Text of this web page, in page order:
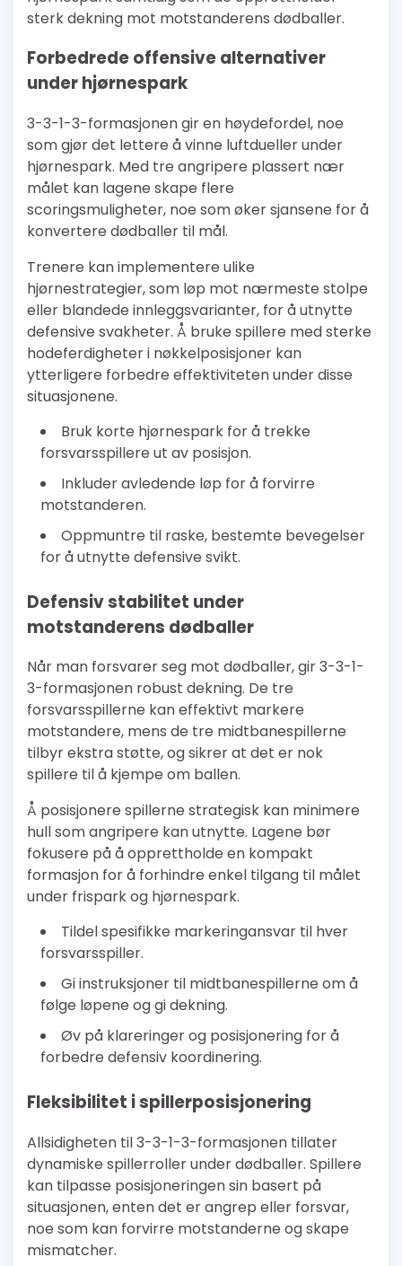
sterk dekning mot motstanderens dødballer.
Forbedrede offensive alternativer
under hjørnespark
3-3-1-3-formasjonen gir en høydefordel, noe
som gjør det lettere å vinne luftdueller under
hjørnespark. Med tre angripere plassert nær
målet kan lagene skape flere
scoringsmuligheter, noe som øker sjansene for å
konvertere dødballer til mål.
Trenere kan implementere ulike
hjørnestrategier, som løp mot nærmeste stolpe
eller blandede innleggsvarianter, for å utnytte
defensive svakheter. Å bruke spillere med sterke
hodeferdigheter i nøkkelposisjoner kan
ytterligere forbedre effektiviteten under disse
situasjonene.
Bruk korte hjørnespark for å trekke
forsvarsspillere ut av posisjon.
Inkluder avledende løp for å forvirre
motstanderen.
Oppmuntre til raske, bestemte bevegelser
for å utnytte defensive svikt.
Defensiv stabilitet under
motstanderens dødballer
Når man forsvarer seg mot dødballer, gir 3-3-1-
3-formasjonen robust dekning. De tre
forsvarsspillerne kan effektivt markere
motstandere, mens de tre midtbanespillerne
tilbyr ekstra støtte, og sikrer at det er nok
spillere til å kjempe om ballen.
Å posisjonere spillerne strategisk kan minimere
hull som angripere kan utnytte. Lagene bør
fokusere på å opprettholde en kompakt
formasjon for å forhindre enkel tilgang til målet
under frispark og hjørnespark.
Tildel spesifikke markeringansvar til hver
forsvarsspiller.
Gi instruksjoner til midtbanespillerne om å
følge løpene og gi dekning.
Øv på klareringer og posisjonering for å
forbedre defensiv koordinering.
Fleksibilitet i spillerposisjonering
Allsidigheten til 3-3-1-3-formasjonen tillater
dynamiske spillerroller under dødballer. Spillere
kan tilpasse posisjoneringen sin basert på
situasjonen, enten det er angrep eller forsvar,
noe som kan forvirre motstanderne og skape
mismatcher.